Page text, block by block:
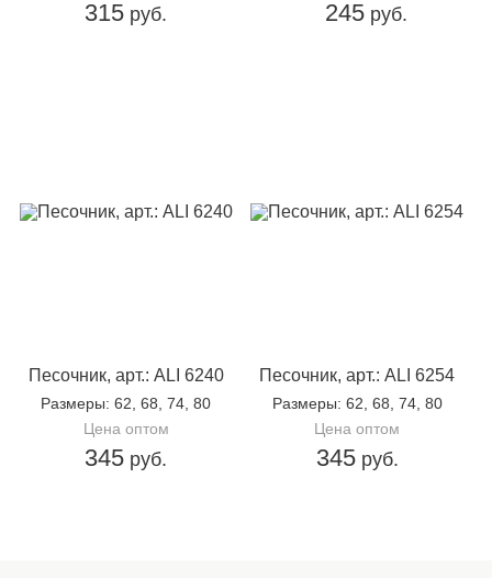
315 руб. 245 руб.
Песочник, арт.: ALI 6240
Размеры: 62, 68, 74, 80
Цена оптом
345 руб.
Песочник, арт.: ALI 6254
Размеры: 62, 68, 74, 80
Цена оптом
345руб.